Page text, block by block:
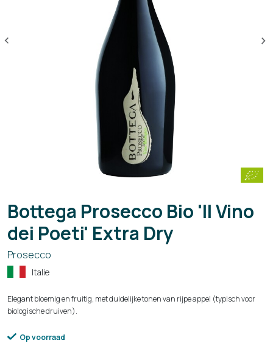
Bottega Prosecco Bio 'Il Vino
dei Poeti' Extra Dry
Prosecco
Italie
Elegant bloemig en fruitig, met duidelijke tonen van rijpe appel (typisch voor
biologische druiven).
Op voorraad